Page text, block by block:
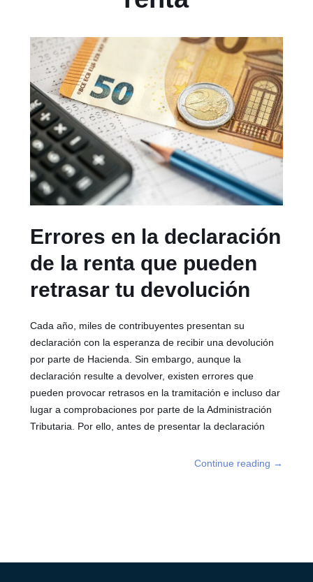
Errores en la declaración
de la renta que pueden
retrasar tu devolución
Cada año, miles de contribuyentes presentan su
declaración con la esperanza de recibir una devolución
por parte de Hacienda. Sin embargo, aunque la
declaración resulte a devolver, existen errores que
pueden provocar retrasos en la tramitación e incluso dar
lugar a comprobaciones por parte de la Administración
Tributaria. Por ello, antes de presentar la declaración
Continue reading →